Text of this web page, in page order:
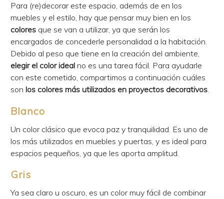
Para (re)decorar este espacio, además de en los
muebles y el estilo, hay que pensar muy bien en los
colores que se van a utilizar, ya que serán los
encargados de concederle personalidad a la habitación.
Debido al peso que tiene en la creación del ambiente,
elegir el color ideal no es una tarea fácil. Para ayudarle
con este cometido, compartimos a continuación cuáles
son los colores más utilizados en proyectos decorativos.
Blanco
Un color clásico que evoca paz y tranquilidad. Es uno de
los más utilizados en muebles y puertas, y es ideal para
espacios pequeños, ya que les aporta amplitud.
Gris
Ya sea claro u oscuro, es un color muy fácil de combinar